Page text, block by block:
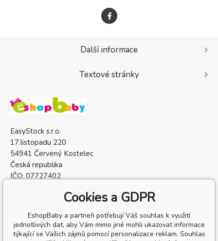
EasyStock s.r.o.
17.listopadu 220
54941 Červený Kostelec
Česká republika
IČO: 07727402
Další informace
Textové stránky
Cookies a GDPR
EshopBaby a partneři potřebují Váš souhlas k využití
jednotlivých dat, aby Vám mimo jiné mohli ukazovat informace
týkající se Vašich zájmů pomocí personalizace reklam. Souhlas